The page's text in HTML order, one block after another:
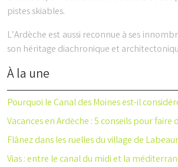
pistes skiables.
L’Ardèche est aussi reconnue à ses
son héritage diachronique et
À la une
Pourquoi le Canal des Moines est-il
Vacances en Ardèche : 5 conseils pour faire
Flânez dans les ruelles du village de
Vias : entre le canal du midi et la